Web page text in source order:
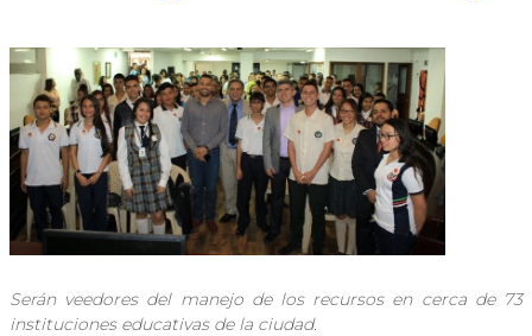
Serán veedores del manejo de los recursos en cerca de 73
instituciones educativas de la ciudad.